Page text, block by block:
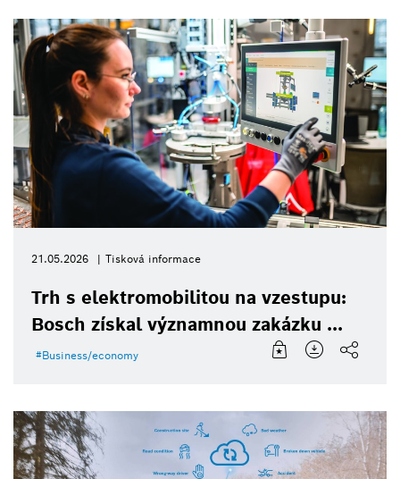
21.05.2026 Tisková informace
Trh s elektromobilitou na vzestupu:
Bosch získal významnou zakázku ...
Business/economy